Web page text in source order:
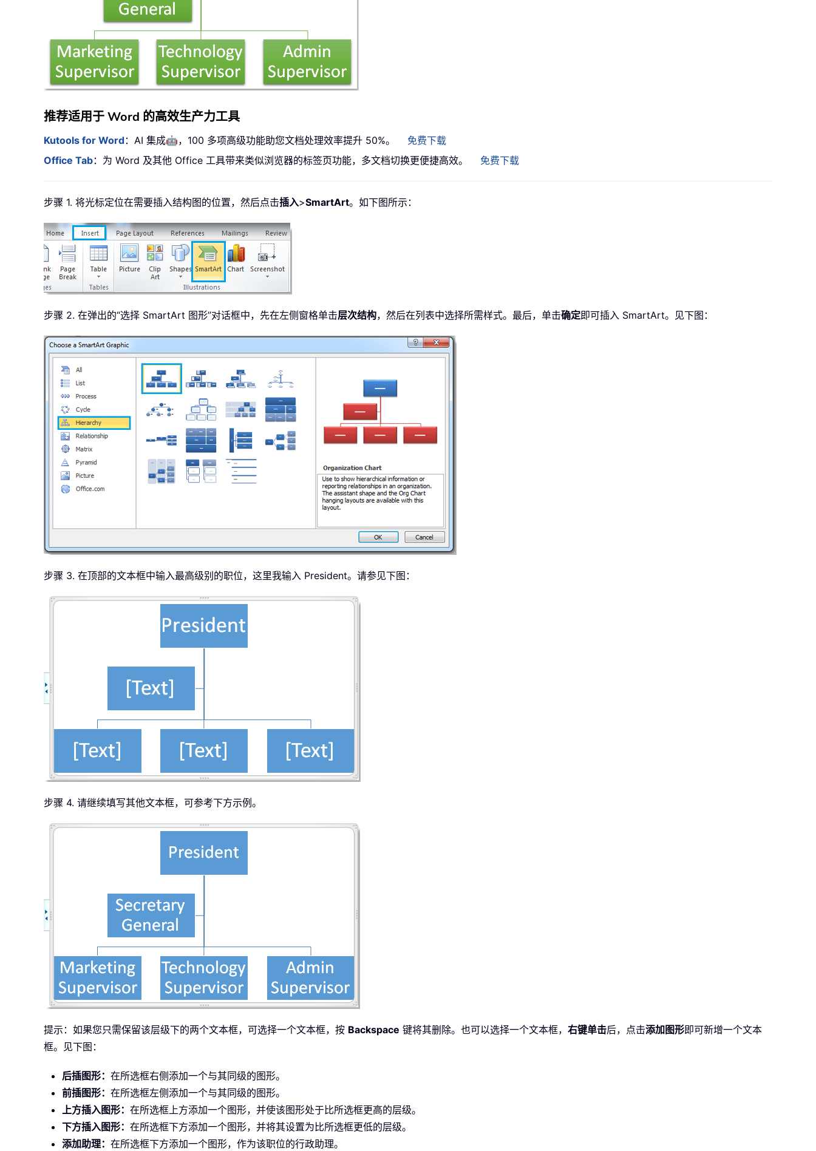
推荐适用于 Word 的高效生产力工具
Kutools for Word：AI 集成🤖，100 多项高级功能助您文档处理效率提升 50%。
免费下载
Office Tab：为 Word 及其他 Office 工具带来类似浏览器的标签页功能，多文档切换更便捷高效。 免费下载
步骤 1. 将光标定位在需要插入结构图的位置，然后点击插入>SmartArt。如下图所示：
步骤 2. 在弹出的“选择 SmartArt 图形”对话框中，先在左侧窗格单击层次结构，然后在列表中选择所需样式。最后，单击确定即可插入 SmartArt。见下图：
步骤 3. 在顶部的文本框中输入最高级别的职位，这里我输入 President。请参见下图：
步骤 4. 请继续填写其他文本框，可参考下方示例。
提示：如果您只需保留该层级下的两个文本框，可选择一个文本框，按 Backspace 键将其删除。也可以选择一个文本框， 右键单击后，点击添加图形即可新增一个文本
框。见下图：
后插图形： 在所选框右侧添加一个与其同级的图形。
前插图形： 在所选框左侧添加一个与其同级的图形。
上方插入图形： 在所选框上方添加一个图形，并使该图形处于比所选框更高的层级。
下方插入图形： 在所选框下方添加一个图形，并将其设置为比所选框更低的层级。
添加助理： 在所选框下方添加一个图形，作为该职位的行政助理。